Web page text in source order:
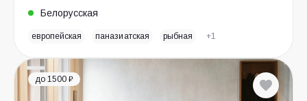
Белорусская
европейская паназиатская рыбная +1
до 1500 ₽